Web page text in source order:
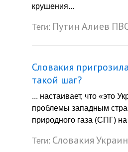
крушения...
Теги: ПутинАлиев
Словакия
такой шаг?
... настаивает, что «это
проблемы западным
природного газа (СПГ)
Теги: Словакия